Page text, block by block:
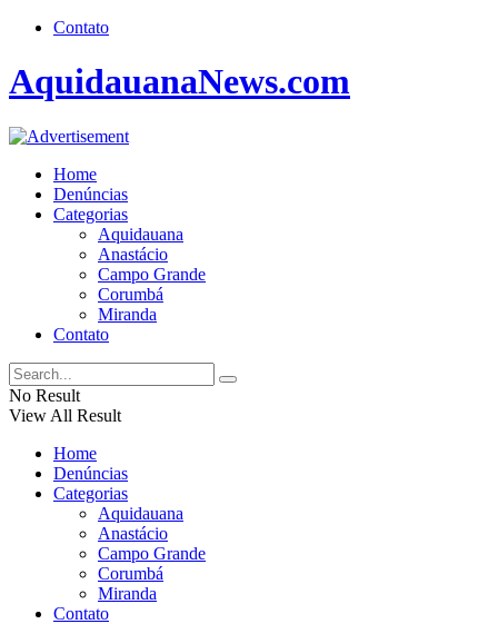
Contato
AquidauanaNews.com
Home
Denúncias
Categorias
Aquidauana
Anastácio
Campo Grande
Corumbá
Miranda
Contato
No Result
View All Result
Home
Denúncias
Categorias
Aquidauana
Anastácio
Campo Grande
Corumbá
Miranda
Contato